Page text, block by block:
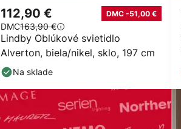
Lindby Oblúkové svietidlo
Alverton, biela/nikel, sklo, 197 cm
112,90 € DMC -51,00 €
DMC163,90 €
Na sklade